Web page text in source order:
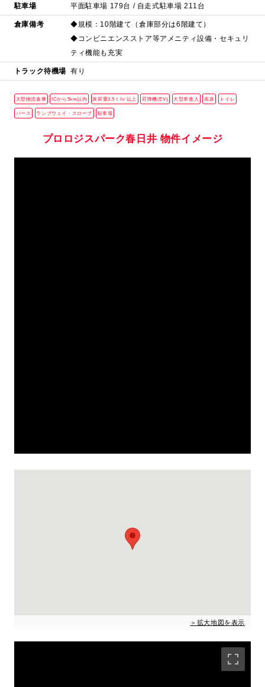
駐車場 平面駐車場 179台 / 自走式駐車場 211台
倉庫備考
◆規模：10階建て（倉庫部分は6階建て）
◆コンビニエンスストア等アメニティ設備・セキュリ
ティ機能も充実
トラック待機場 有り
大型物流倉庫 ICから5km以内 床荷重1.5ｔ/㎡以上 昇降機(EV) 大型車進入 高床 トイレ
バース ランプウェイ・スロープ 駐車場
プロロジスパーク春日井 物件イメージ
＞拡大地図を表示